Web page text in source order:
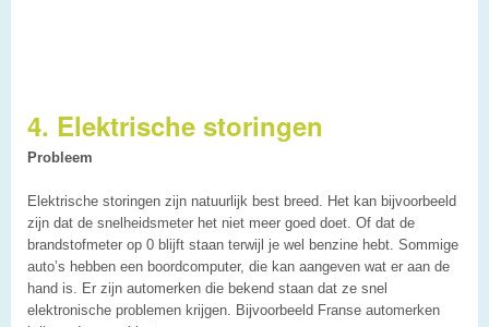
4. Elektrische storingen
Probleem
Elektrische storingen zijn natuurlijk best breed. Het kan bijvoorbeeld
zijn dat de snelheidsmeter het niet meer goed doet. Of dat de
brandstofmeter op 0 blijft staan terwijl je wel benzine hebt. Sommige
auto’s hebben een boordcomputer, die kan aangeven wat er aan de
hand is. Er zijn automerken die bekend staan dat ze snel
elektronische problemen krijgen. Bijvoorbeeld Franse automerken